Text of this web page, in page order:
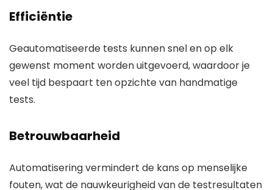
Efficiëntie
Geautomatiseerde tests kunnen snel en op elk
gewenst moment worden uitgevoerd, waardoor je
veel tijd bespaart ten opzichte van handmatige
tests.
Betrouwbaarheid
Automatisering vermindert de kans op menselijke
fouten, wat de nauwkeurigheid van de testresultaten